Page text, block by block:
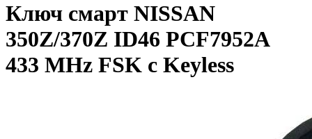
Ключ смарт NISSAN
350Z/370Z ID46 PCF7952A
433 MHz FSK с Keyless